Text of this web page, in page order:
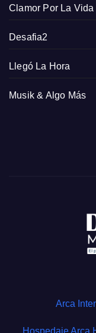
Clamor Por La Vida
Desafia2
Llegó La Hora
Musik & Algo Más
Arca